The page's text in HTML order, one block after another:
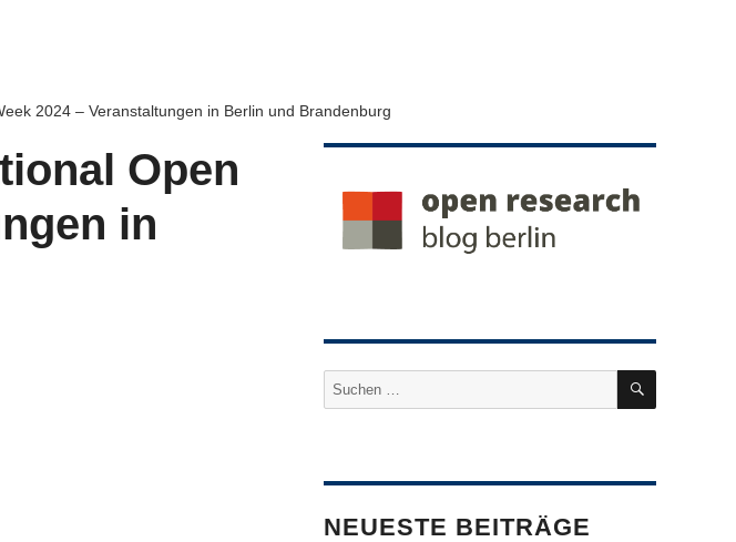
2024 – Veranstaltungen in Berlin und Brandenburg
Open
in
Suche
nach:
SUCHEN
NEUESTE BEITRÄGE